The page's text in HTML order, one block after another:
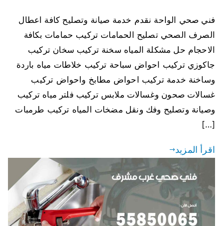
فني صحي الواحة نقدم خدمة صيانة وتصليح كافة اعطال
الصرف الصحي تصليح الحمامات تركيب حمامات بكافة
الاحجام حل مشكلة المياه سخنة تركيب سخان تركيب
جاكوزي تركيب احواض سباحة تركيب خلاطات مياه باردة
وساخنة خدمة تركيب احواض مطابخ واحواض تركيب
غسالات صحون وغسالات ملابس تركيب فلتر مياه تركيب
وصيانة وتصليح وفك ونقل مضخات المياه تركيب طرمبات
[…]
اقرأ المزيد